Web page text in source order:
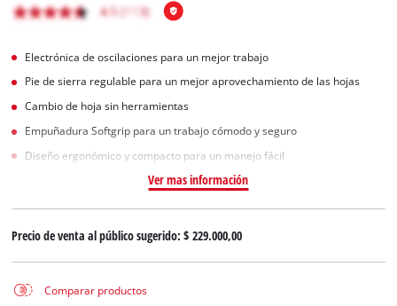
Electrónica de oscilaciones para un mejor trabajo
Pie de sierra regulable para un mejor aprovechamiento de las hojas
Cambio de hoja sin herramientas
Empuñadura Softgrip para un trabajo cómodo y seguro
Diseño ergonómico y compacto para un manejo fácil
Ver mas información
Precio de venta al público sugerido:$ 229.000,00
Comparar productos